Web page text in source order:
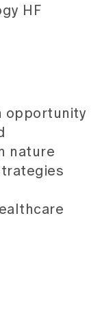
HF
opportunity
nature